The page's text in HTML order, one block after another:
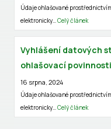
Údaje ohlašované
elektronicky…Celý článek
Vyhlášení datových
ohlašovací povinnosti
16 srpna, 2024
Údaje ohlašované
elektronicky…Celý článek